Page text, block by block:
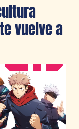
vuelve a